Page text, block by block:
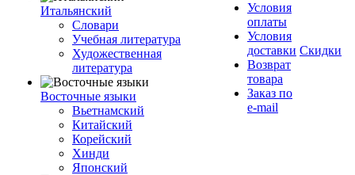
Итальянский
Словари
Учебная литература
Художественная
литература
Восточные языки
Вьетнамский
Китайский
Корейский
Хинди
Японский
Условия
оплаты
Условия
доставки
Возврат
товара
Заказ по
e-mail
Скидки